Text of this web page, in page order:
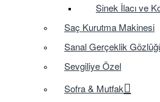
Sinek İlacı ve
Saç Kurutma Makinesi
Sanal Gerçeklik
Sevgiliye Özel
Sofra & Mutfak